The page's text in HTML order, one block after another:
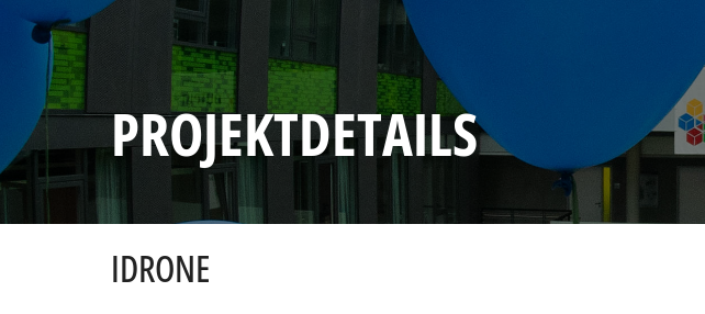
PROJEKTDETAILS
IDRONE